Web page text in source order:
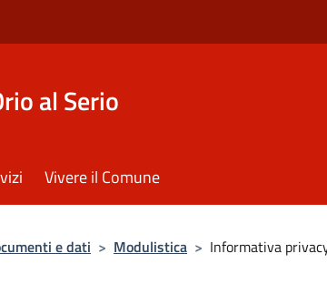
al Serio
Vivere il Comune
e dati > Modulistica > Informativa